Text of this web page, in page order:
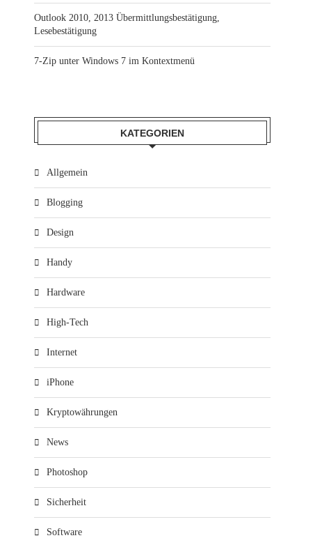
Outlook 2010, 2013 Übermittlungsbestätigung,
Lesebestätigung
7-Zip unter Windows 7 im Kontextmenü
KATEGORIEN
Allgemein
Blogging
Design
Handy
Hardware
High-Tech
Internet
iPhone
Kryptowährungen
News
Photoshop
Sicherheit
Software